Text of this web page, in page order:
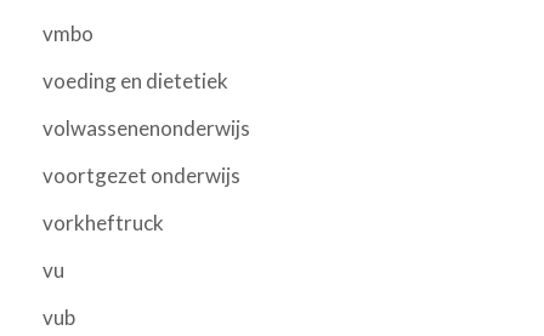
vmbo
voeding en dietetiek
volwassenenonderwijs
voortgezet onderwijs
vorkheftruck
vu
vub